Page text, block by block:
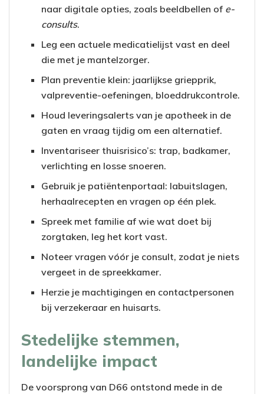
naar digitale opties, zoals beeldbellen of e-
consults.
Leg een actuele medicatielijst vast en deel
die met je mantelzorger.
Plan preventie klein: jaarlijkse griepprik,
valpreventie-oefeningen, bloeddrukcontrole.
Houd leveringsalerts van je apotheek in de
gaten en vraag tijdig om een alternatief.
Inventariseer thuisrisico’s: trap, badkamer,
verlichting en losse snoeren.
Gebruik je patiëntenportaal: labuitslagen,
herhaalrecepten en vragen op één plek.
Spreek met familie af wie wat doet bij
zorgtaken, leg het kort vast.
Noteer vragen vóór je consult, zodat je niets
vergeet in de spreekkamer.
Herzie je machtigingen en contactpersonen
bij verzekeraar en huisarts.
Stedelijke stemmen,
landelijke impact
De voorsprong van D66 ontstond mede in de